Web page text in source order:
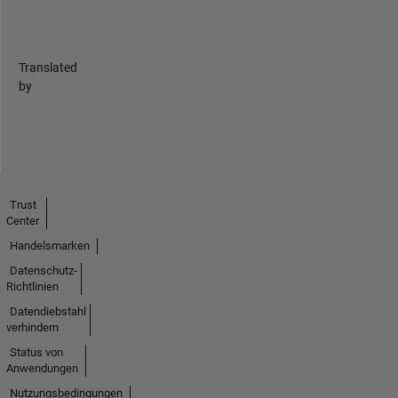
Translated
by
Trust
Center
Handelsmarken
Datenschutz-
Richtlinien
Datendiebstahl
verhindern
Status von
Anwendungen
Nutzungsbedingungen